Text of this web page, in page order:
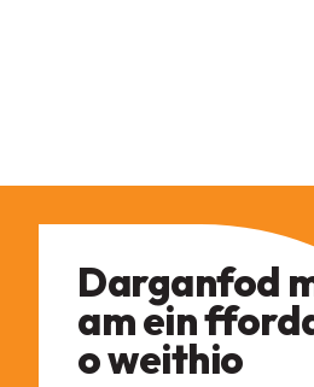
Darganfod
am ein
o weithio